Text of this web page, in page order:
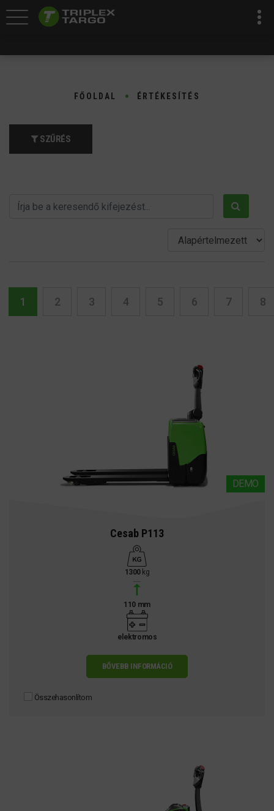
FŐOLDAL ÉRTÉKESÍTÉS
SZŰRÉS
1 2 3 4 5 6 7 8
DEMO
Cesab P113
1300kg
110 mm
elektromos
BŐVEBB INFORMÁCIÓ
Összehasonlítom